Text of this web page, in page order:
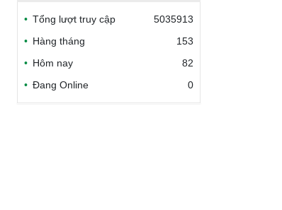
Bộ Nông nghiệp và Môi trường
Công đoàn Y tế Việt Nam
Safe Food for Growth Project
Tổng lượt truy cập
5035913
Hàng tháng
153
Hôm nay
82
Đang Online
0